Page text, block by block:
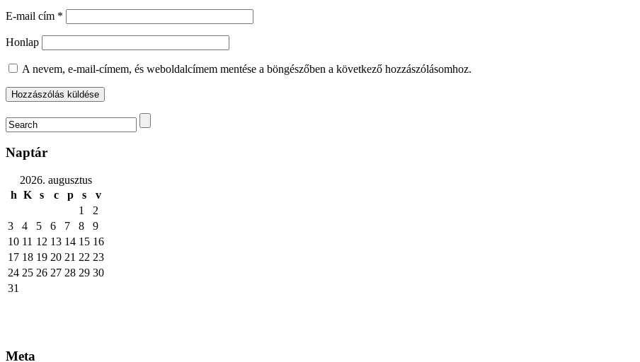
E-mail cím *
Honlap
A nevem, e-mail-címem, és weboldalcímem mentése a böngészőben a következő hozzászólásomhoz.
Naptár
2026. augusztus
h K s c p s
v
1
2
3
4 5 6 7 8
9
10 11 12 13 14 15 16
17 18 19 20 21 22 23
24 25 26 27 28 29 30
31
Meta